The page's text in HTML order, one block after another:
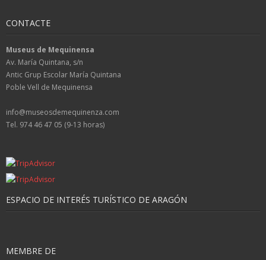
CONTACTE
Museus de Mequinensa
Av. María Quintana, s/n
Antic Grup Escolar María Quintana
Poble Vell de Mequinensa
info@museosdemequinenza.com
Tel. 974 46 47 05 (9-13 horas)
ESPACIO DE INTERÉS TURÍSTICO DE ARAGÓN
MEMBRE DE